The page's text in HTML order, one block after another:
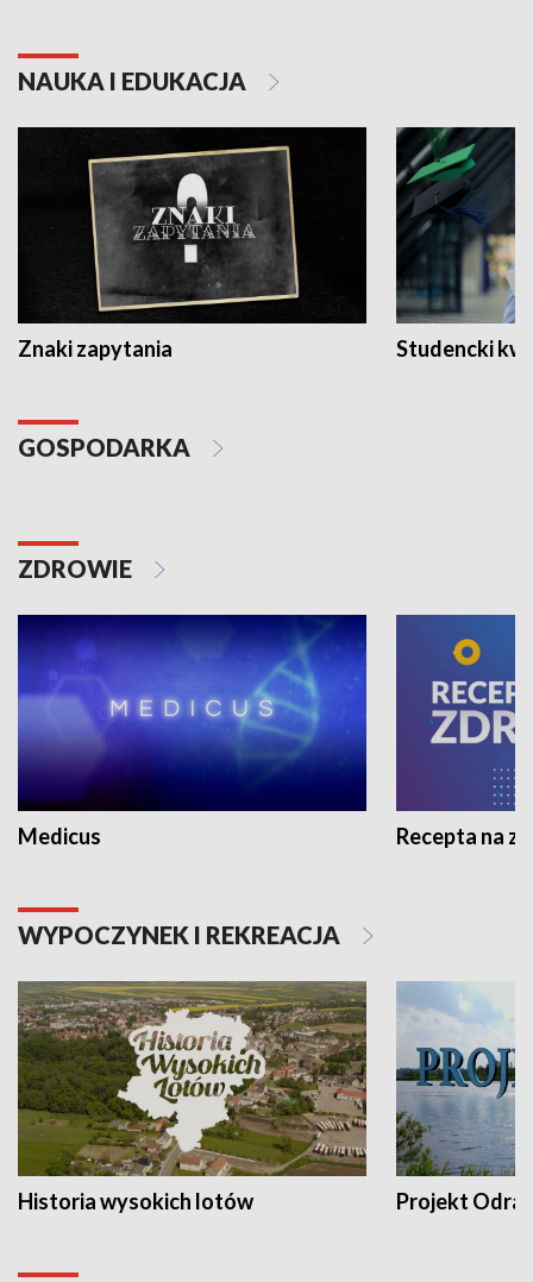
NAUKA I EDUKACJA
Znaki zapytania Studencki
GOSPODARKA
ZDROWIE
Medicus Recepta na
WYPOCZYNEK I REKREACJA
Historia wysokich lotów Projekt Odra